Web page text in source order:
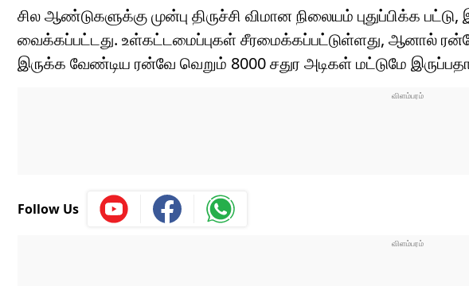
சில ஆண்டுகளுக்கு முன்பு திருச்சி விமான நிலையம் புதுப்பிக்க பட்டு,
வைக்கப்பட்டது. உள்கட்டமைப்புகள் சீரமைக்கப்பட்டுள்ளது, ஆனால்
இருக்க வேண்டிய ரன்வே வெறும் 8000 சதுர அடிகள் மட்டுமே
Follow Us